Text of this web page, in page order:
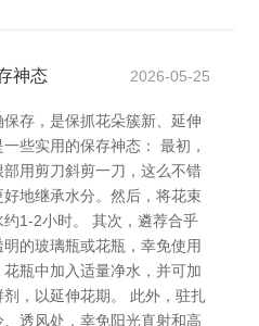
神态 2026-05-25
存，是保抓花朵簇新、延伸
些实用的保存神态： 最初，
用剪刀斜剪一刀，这么不错
地继承水分。然后，将花束
1-2小时。 其次，遴荐合乎
的玻璃瓶或花瓶，幸免使用
瓶中加入适量净水，并可加
，以延伸花期。 此外，驻扎
透风处，幸免阳光直射和高